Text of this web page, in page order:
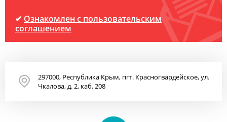
✔ Ознакомлен с пользовательским
соглашением
297000, Республика Крым, пгт. Красногвардейское, ул.
Чкалова, д. 2, каб. 208